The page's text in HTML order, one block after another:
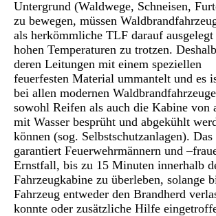
Tab)
Untergrund (Waldwege, Schneisen,
zu bewegen, müssen
als herkömmliche TLF darauf ausgelegt
hohen Temperaturen zu trotzen.
deren Leitungen mit einem speziellen
feuerfesten Material ummantelt und es
bei allen modernen
sowohl Reifen als auch die Kabine von
mit Wasser besprüht und abgekühlt
können (sog. Selbstschutzanlagen). Das
garantiert Feuerwehrmännern und
Ernstfall, bis zu 15 Minuten innerhalb
Fahrzeugkabine zu überleben, solange
Fahrzeug entweder den Brandherd
konnte oder zusätzliche Hilfe